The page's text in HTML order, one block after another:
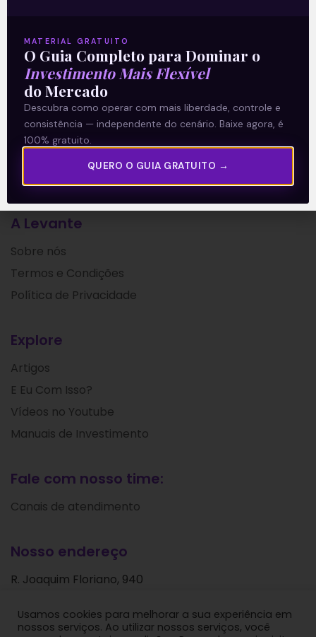
Leia mais
12/08/2021
A Levante
Sobre nós
Termos e Condições
Política de Privacidade
Explore
Artigos
E Eu Com Isso?
Vídeos no Youtube
Manuais de Investimento
Fale com nosso time:
Canais de atendimento
Nosso endereço
R. Joaquim Floriano, 940
São Paulo - SP
Usamos cookies para melhorar a sua experiência em
nossos serviços. Ao utilizar nossos serviços, você
MATERIAL GRATUITO
O Guia Completo para Dominar o
Investimento Mais Flexível
do Mercado
Descubra como operar com mais liberdade, controle e
consistência — independente do cenário. Baixe agora, é
100% gratuito.
QUERO O GUIA GRATUITO →